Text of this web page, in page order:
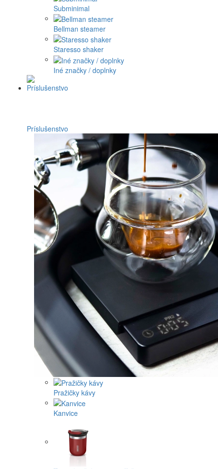
Subminimal
Bellman steamer
Staresso shaker
Iné značky / doplnky
Príslušenstvo
Pražičky kávy
Kanvice